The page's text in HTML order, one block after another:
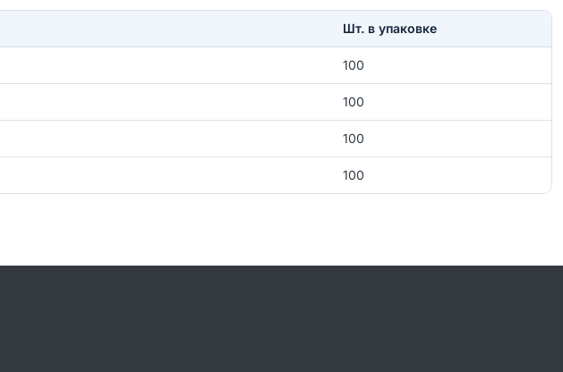
Шт. в упаковке
100
100
100
100